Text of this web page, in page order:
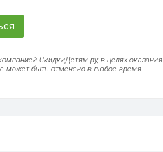
СкидкиДетям.ру, в целях оказания
может быть отменено в любое время.